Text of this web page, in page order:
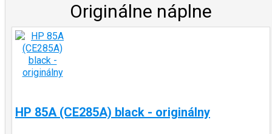
Originálne náplne
HP 85A (CE285A) black - originálny